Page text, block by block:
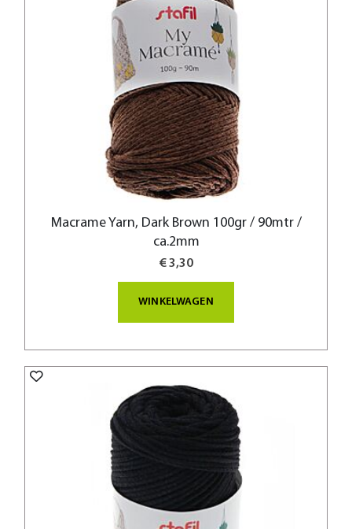
Macrame Yarn, Dark Brown 100gr / 90mtr /
ca.2mm
€ 3,30
WINKELWAGEN